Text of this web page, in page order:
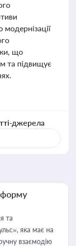
що
та підвищує
джерела
та
яка має на
взаємодію